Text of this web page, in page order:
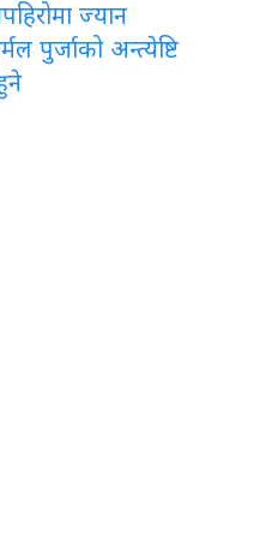
ज्यान
पुर्जाको अन्त्येष्टि